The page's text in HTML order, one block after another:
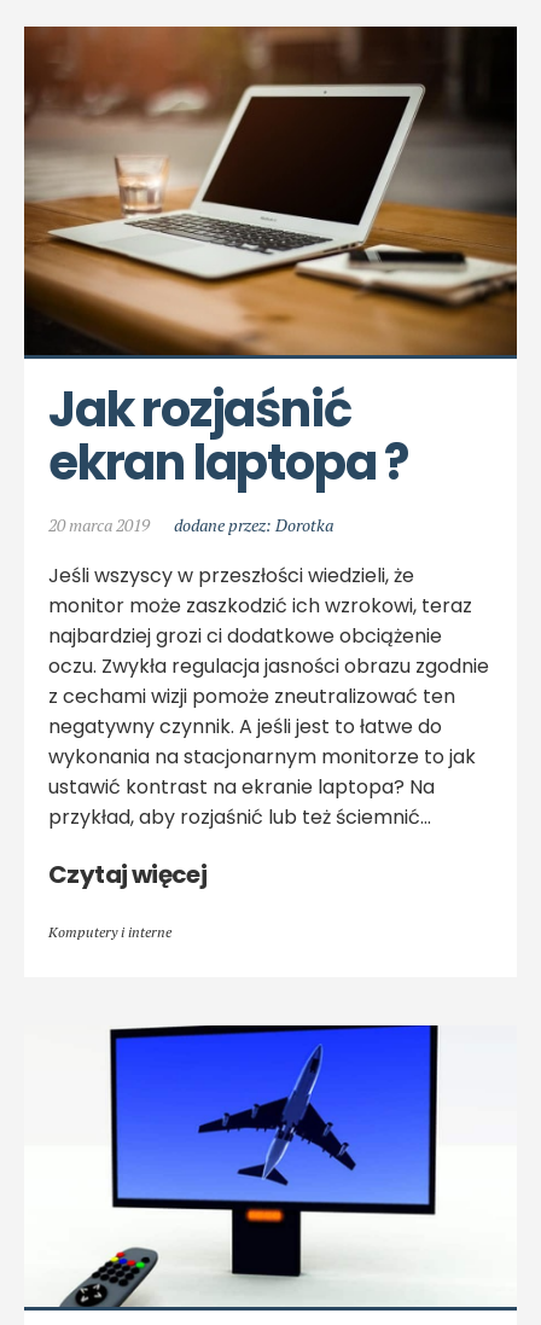
Jak rozjaśnić
ekran laptopa ?
20 marca 2019 dodane przez: Dorotka
Jeśli wszyscy w przeszłości wiedzieli, że
monitor może zaszkodzić ich wzrokowi, teraz
najbardziej grozi ci dodatkowe obciążenie
oczu. Zwykła regulacja jasności obrazu zgodnie
z cechami wizji pomoże zneutralizować ten
negatywny czynnik. A jeśli jest to łatwe do
wykonania na stacjonarnym monitorze to jak
ustawić kontrast na ekranie laptopa? Na
przykład, aby rozjaśnić lub też ściemnić…
Czytaj więcej
Komputery i interne